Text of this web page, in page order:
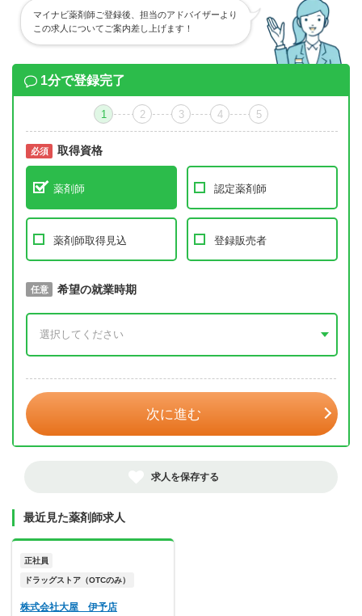
マイナビ薬剤師ご登録後、担当のアドバイザーより
この求人についてご案内差し上げます！
1分で登録完了
1 2 3 4 5
必須 取得資格
薬剤師 認定薬剤師
薬剤師取得見込 登録販売者
必須 取得予定年
任意 希望の就業時期
次に進む
求人を保存する
最近見た薬剤師求人
正社員
ドラッグストア（OTCのみ）
株式会社大屋 伊予店